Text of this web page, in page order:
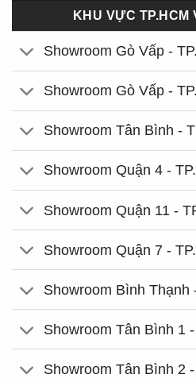
KHU VỰC TP.HCM
Showroom Gò Vấp -
Showroom Gò Vấp -
Showroom Tân Bình -
Showroom Quận 4 -
Showroom Quận 11 -
Showroom Quận 7 -
Showroom Bình Thạnh
Showroom Tân Bình 1
Showroom Tân Bình 2